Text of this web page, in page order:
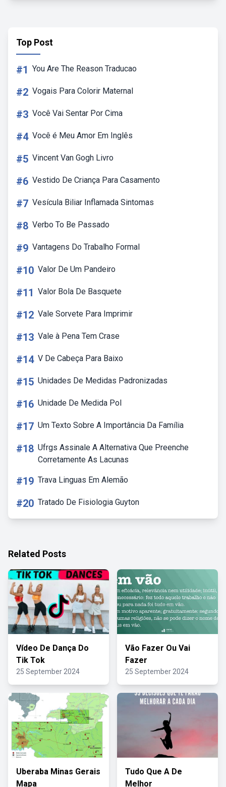
Top Post
#1 You Are The Reason Traducao
#2 Vogais Para Colorir Maternal
#3 Você Vai Sentar Por Cima
#4 Você é Meu Amor Em Inglês
#5 Vincent Van Gogh Livro
#6 Vestido De Criança Para Casamento
#7 Vesícula Biliar Inflamada Sintomas
#8 Verbo To Be Passado
#9 Vantagens Do Trabalho Formal
#10 Valor De Um Pandeiro
#11 Valor Bola De Basquete
#12 Vale Sorvete Para Imprimir
#13 Vale à Pena Tem Crase
#14 V De Cabeça Para Baixo
#15 Unidades De Medidas Padronizadas
#16 Unidade De Medida Pol
#17 Um Texto Sobre A Importância Da Família
#18 Ufrgs Assinale A Alternativa Que Preenche
Corretamente As Lacunas
#19 Trava Linguas Em Alemão
#20 Tratado De Fisiologia Guyton
Related Posts
Vídeo De Dança Do
Tik Tok
25 September 2024
Vão Fazer Ou Vai
Fazer
25 September 2024
Uberaba Minas Gerais
Mapa
Tudo Que A De
Melhor